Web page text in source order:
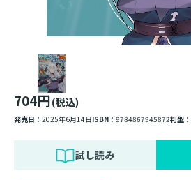
704円(税込)
発売日： 2025年6月14日ISBN： 9784867945872判型：
試し読み